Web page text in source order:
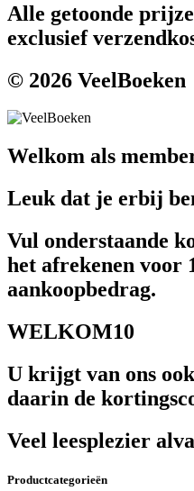
Alle getoonde
exclusief
© 2026 VeelBoeken
Welkom als
Leuk dat je erbij
Vul onderstaande
het afrekenen voor
aankoopbedrag.
WELKOM10
U krijgt van ons
daarin de
Veel leesplezier
Productcategorieën